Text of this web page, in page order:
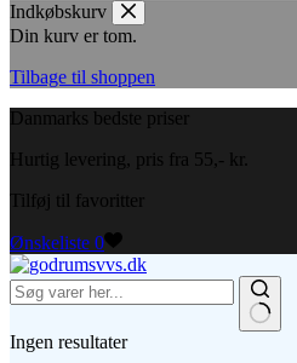
Indkøbskurv
Din kurv er tom.
Tilbage til shoppen
Danmarks bedste priser
Hurtig levering, pris fra 55,- kr.
Tilføj til favoritter
Ønskeliste 0
Ingen resultater